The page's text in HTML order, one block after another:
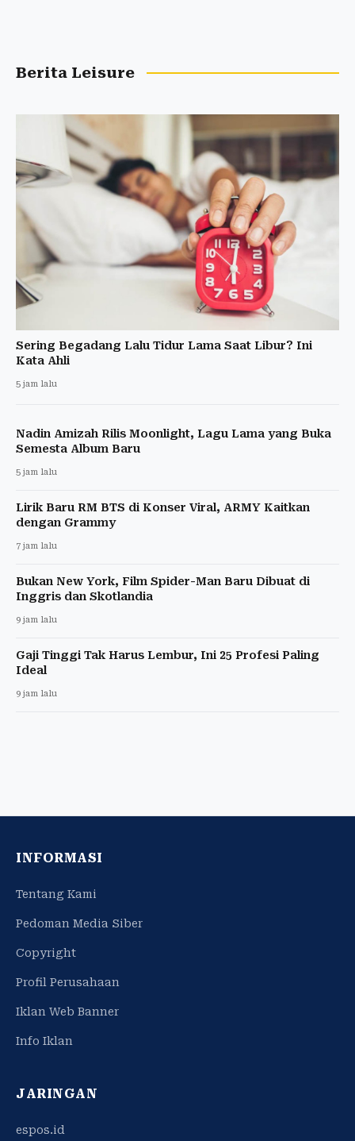
Berita Leisure
Sering Begadang Lalu Tidur Lama Saat Libur? Ini
Kata Ahli
5 jam lalu
Nadin Amizah Rilis Moonlight, Lagu Lama yang Buka
Semesta Album Baru
5 jam lalu
Lirik Baru RM BTS di Konser Viral, ARMY Kaitkan
dengan Grammy
7 jam lalu
Bukan New York, Film Spider-Man Baru Dibuat di
Inggris dan Skotlandia
9 jam lalu
Gaji Tinggi Tak Harus Lembur, Ini 25 Profesi Paling
Ideal
9 jam lalu
INFORMASI
Tentang Kami
Pedoman Media Siber
Copyright
Profil Perusahaan
Iklan Web Banner
Info Iklan
JARINGAN
espos.id